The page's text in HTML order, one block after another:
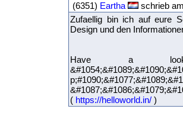
(6351) Eartha
schrieb
Zufaellig bin ich auf eure
Design und den
Have a
( https://helloworld.in/ )